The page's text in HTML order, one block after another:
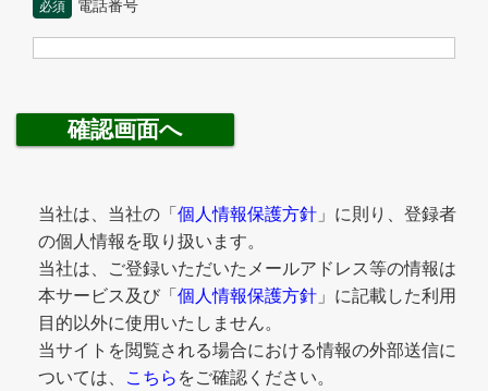
必須 電話番号
当社は、当社の「 個人情報保護方針 」に則り、登録者
の個人情報を取り扱います。
当社は、ご登録いただいたメールアドレス等の情報は
本サービス及び「 個人情報保護方針 」に記載した利用
目的以外に使用いたしません。
当サイトを閲覧される場合における情報の外部送信に
ついては、
こちら をご確認ください。